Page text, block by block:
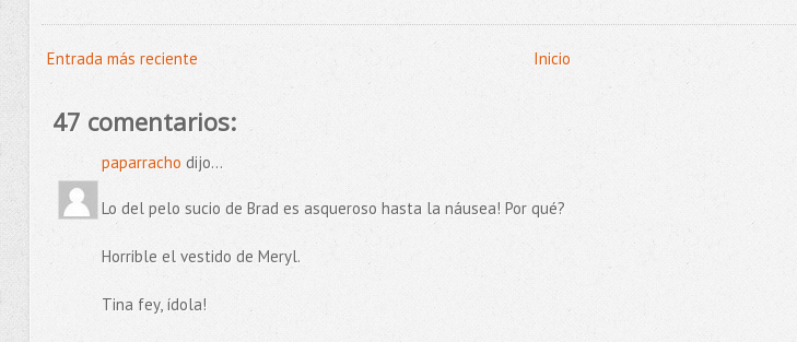
Entrada más reciente Inicio
47 comentarios:
paparracho dijo...
Lo del pelo sucio de Brad es asqueroso hasta la náusea! Por qué?
Horrible el vestido de Meryl.
Tina fey, ídola!